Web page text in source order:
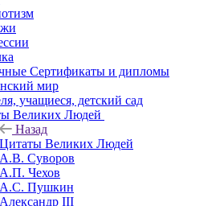
Сертификаты и дипломы
мир
учащиеся, детский сад
Великих Людей
Назад
Цитаты Великих Людей
А.В. Суворов
А.П. Чехов
А.С. Пушкин
Александр III